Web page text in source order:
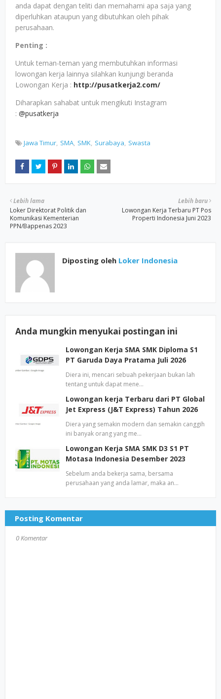
anda dapat dengan teliti dan memahami apa saja yang
diperluhkan ataupun yang dibutuhkan oleh pihak
perusahaan.
Penting :
Untuk teman-teman yang membutuhkan informasi
lowongan kerja lainnya silahkan kunjungi beranda
Lowongan Kerja : http://pusatkerja2.com/
Diharapkan sahabat untuk mengikuti Instagram
: @pusatkerja
Jawa Timur SMA SMK Surabaya Swasta
Lebih baru
Lowongan Kerja Terbaru PT Pos
Properti Indonesia Juni 2023
Lebih lama
Loker Direktorat Politik dan
Komunikasi Kementerian
PPN/Bappenas 2023
Diposting oleh Loker Indonesia
Anda mungkin menyukai postingan ini
Lowongan Kerja SMA SMK Diploma S1
PT Garuda Daya Pratama Juli 2026
Diera ini, mencari sebuah pekerjaan bukan lah
tentang untuk dapat mene…
Lowongan kerja Terbaru dari PT Global
Jet Express (J&T Express) Tahun 2026
Diera yang semakin modern dan semakin canggih
ini banyak orang yang me…
Lowongan Kerja SMA SMK D3 S1 PT
Motasa Indonesia Desember 2023
Sebelum anda bekerja sama, bersama
perusahaan yang anda lamar, maka an…
Posting Komentar
0 Komentar